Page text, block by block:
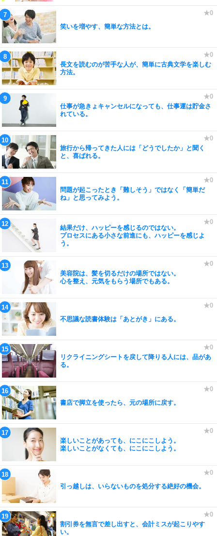
笑いを増やす、簡単な方法とは。
長文を読むのが苦手な人が、簡単に古典文学を楽しむ
方法。
仕事が急きょキャンセルになっても、仕事運は貯金さ
れている。
旅行から帰ってきた人には「どうでしたか」と聞く
と、喜ばれる。
問題が起こったとき「難しそう」ではなく「簡単だ
ね」と思ってみよう。
結果だけ、ハッピーを感じるのではない。
プロセスにある小さな前進にも、ハッピーを感じよ
う。
美容院は、髪を切るだけの場所ではない。
心を整え、元気をもらう場所でもある。
不思議な読書体験は「あとがき」にある。
リクライニングシートを戻して降りる人には、品があ
る。
書店で脚立を使ったら、元の場所に戻す。
楽しいことがあっても、にこにこしよう。
楽しいことがなくても、にこにこしよう。
引っ越しは、いらないものを処分する絶好の機会。
割引券を無言で差し出すと、会計ミスが起こりやす
い。